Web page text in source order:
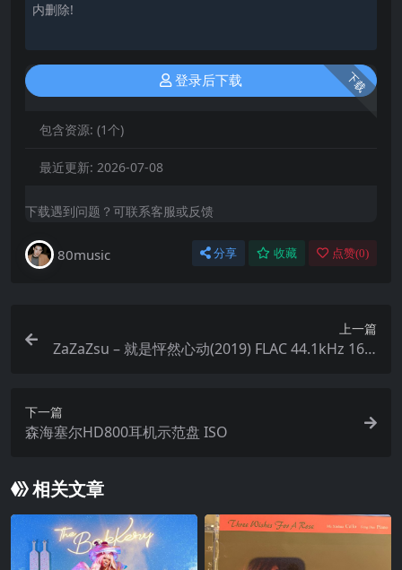
内删除!
下载
登录后下载
包含资源: (1个)
最近更新: 2026-07-08
下载遇到问题？可联系客服或反馈
80music 分享 收藏 点赞(0)
上一篇
ZaZaZsu – 就是怦然心动(2019) FLAC 44.1kHz 16bi
下一篇
森海塞尔HD800耳机示范盘 ISO
相关文章